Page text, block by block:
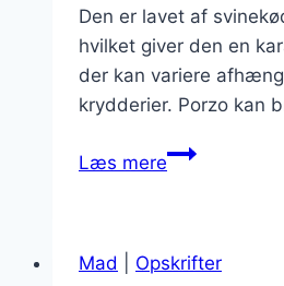
Den er lavet af
hvilket giver den en
der kan variere
krydderier. Porzo kan
Læs merePorzo
salat
Mad Opskrifter